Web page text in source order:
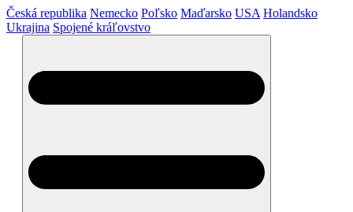
Česká republika Nemecko Poľsko Maďarsko USA Holandsko
Ukrajina Spojené kráľovstvo